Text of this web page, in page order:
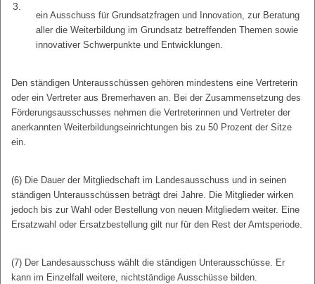
3.
ein Ausschuss für Grundsatzfragen und Innovation, zur Beratung
aller die Weiterbildung im Grundsatz betreffenden Themen sowie
innovativer Schwerpunkte und Entwicklungen.
Den ständigen Unterausschüssen gehören mindestens eine Vertreterin
oder ein Vertreter aus Bremerhaven an. Bei der Zusammensetzung des
Förderungsausschusses nehmen die Vertreterinnen und Vertreter der
anerkannten Weiterbildungseinrichtungen bis zu 50 Prozent der Sitze
ein.
(6) Die Dauer der Mitgliedschaft im Landesausschuss und in seinen
ständigen Unterausschüssen beträgt drei Jahre. Die Mitglieder wirken
jedoch bis zur Wahl oder Bestellung von neuen Mitgliedern weiter. Eine
Ersatzwahl oder Ersatzbestellung gilt nur für den Rest der Amtsperiode.
(7) Der Landesausschuss wählt die ständigen Unterausschüsse. Er
kann im Einzelfall weitere, nichtständige Ausschüsse bilden.